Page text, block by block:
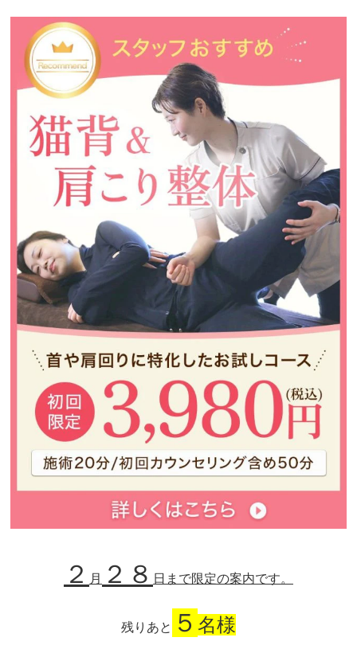
２ 月 ２８ 日 まで限定の案内です。
残りあと ５ 名様